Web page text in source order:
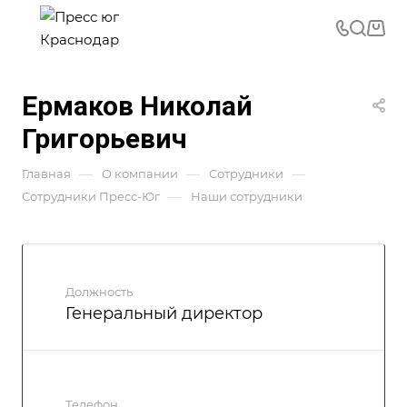
Ермаков Николай
Григорьевич
Главная — О компании — Сотрудники —
Сотрудники Пресс-Юг — Наши сотрудники
Должность
Генеральный директор